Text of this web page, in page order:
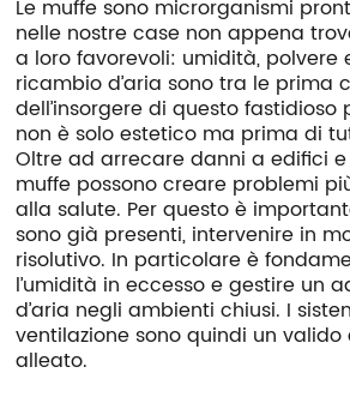
Azienda
Area riservata
Area riservata CAT
Lavora con noi
SHOP filtri
Le muffe sono microrganismi
nelle nostre case non appena
a loro favorevoli: umidità, polvere
ricambio d’aria sono tra le prima
dell’insorgere di questo fastidioso
non è solo estetico ma prima di
Oltre ad arrecare danni a edifici
muffe possono creare problemi
alla salute. Per questo è
sono già presenti, intervenire in
risolutivo. In particolare è
l’umidità in eccesso e gestire un
d’aria negli ambienti chiusi. I
ventilazione sono quindi un valido
alleato.